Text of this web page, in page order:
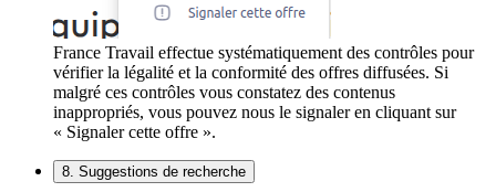
France Travail effectue systématiquement des contrôles pour
vérifier la légalité et la conformité des offres diffusées. Si
malgré ces contrôles vous constatez des contenus
inappropriés, vous pouvez nous le signaler en cliquant sur
« Signaler cette offre ».
8. Suggestions de recherche